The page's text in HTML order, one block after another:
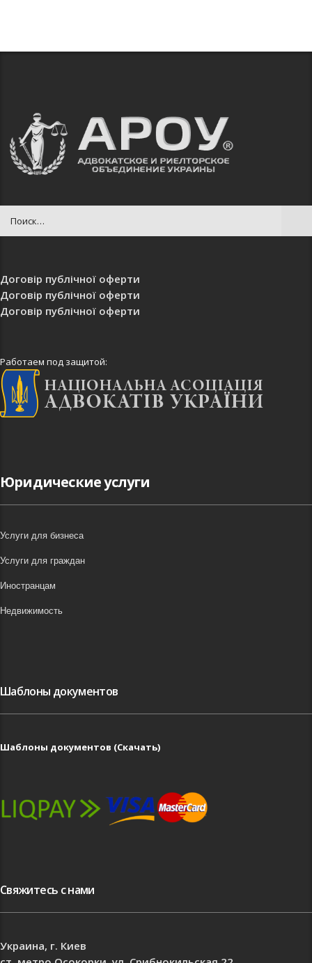
Договір публічної оферти
Договір публічної оферти
Договір публічної оферти
Работаем под защитой:
Юридические услуги
Услуги для бизнеса
Услуги для граждан
Иностранцам
Недвижимость
Шаблоны документов
Шаблоны документов (Скачать)
Свяжитесь с нами
Украина, г. Киев